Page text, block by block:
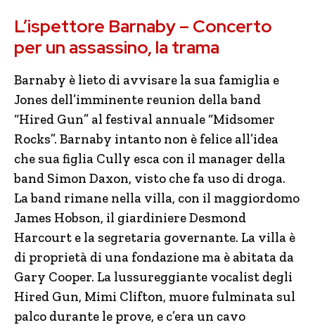
L’ispettore Barnaby – Concerto
per un assassino, la trama
Barnaby è lieto di avvisare la sua famiglia e
Jones dell’imminente reunion della band
“Hired Gun” al festival annuale “Midsomer
Rocks”. Barnaby intanto non è felice all’idea
che sua figlia Cully esca con il manager della
band Simon Daxon, visto che fa uso di droga.
La band rimane nella villa, con il maggiordomo
James Hobson, il giardiniere Desmond
Harcourt e la segretaria governante. La villa è
di proprietà di una fondazione ma è abitata da
Gary Cooper. La lussureggiante vocalist degli
Hired Gun, Mimi Clifton, muore fulminata sul
palco durante le prove, e c’era un cavo